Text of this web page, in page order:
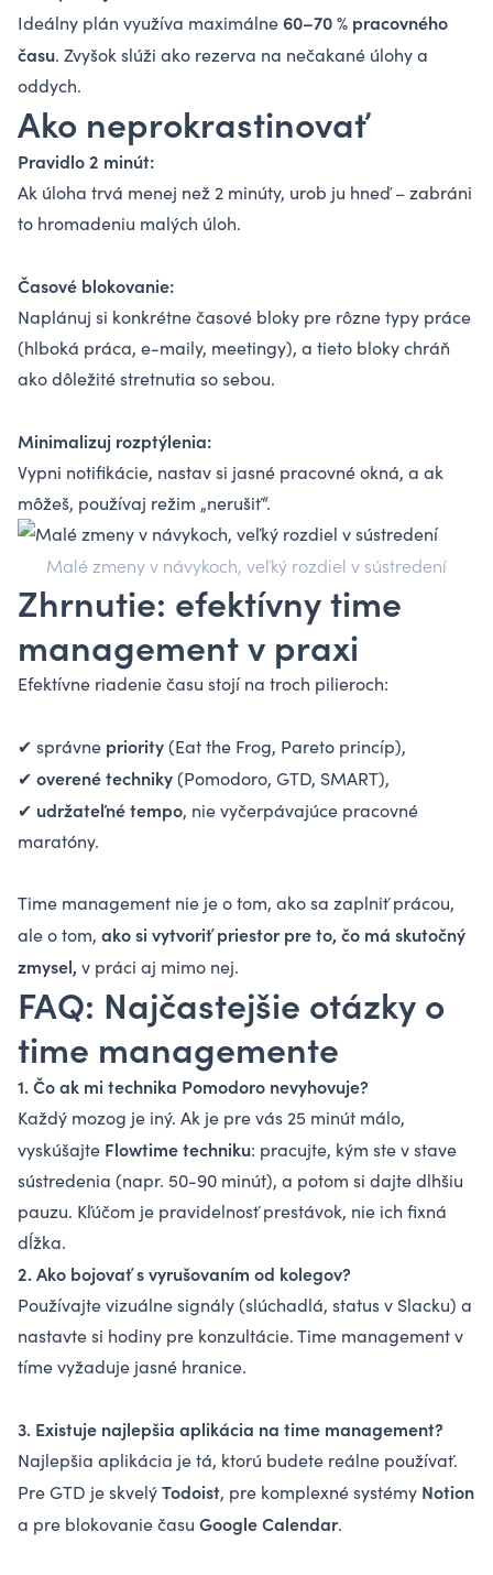
Ideálny plán využíva maximálne60–70 % pracovného
času. Zvyšok slúži ako rezerva na nečakané úlohy a
oddych.
Ako neprokrastinovať
Pravidlo 2 minút:
Ak úloha trvá menej než 2 minúty, urob ju hneď – zabráni
to hromadeniu malých úloh.
Časové blokovanie:
Naplánuj si konkrétne časové bloky pre rôzne typy práce
(hlboká práca, e-maily, meetingy), a tieto bloky chráň
ako dôležité stretnutia so sebou.
Minimalizuj rozptýlenia:
Vypni notifikácie, nastav si jasné pracovné okná, a ak
môžeš, používaj režim „nerušiť“.
Malé zmeny v návykoch, veľký rozdiel v sústredení
Zhrnutie: efektívny time
management v praxi
Efektívne riadenie času stojí na troch pilieroch:
✔ správne priority(Eat the Frog, Pareto princíp),
✔ overené techniky(Pomodoro, GTD, SMART),
✔ udržateľné tempo, nie vyčerpávajúce pracovné
maratóny.
Time management nie je o tom, ako sa zaplniť prácou,
ale o tom, ako si vytvoriť priestor pre to, čo má skutočný
zmysel, v práci aj mimo nej.
FAQ: Najčastejšie otázky o
time managemente
1. Čo ak mi technika Pomodoro nevyhovuje?
Každý mozog je iný. Ak je pre vás 25 minút málo,
vyskúšajte Flowtime techniku: pracujte, kým ste v stave
sústredenia (napr. 50-90 minút), a potom si dajte dlhšiu
pauzu. Kľúčom je pravidelnosť prestávok, nie ich fixná
dĺžka.
2. Ako bojovať s vyrušovaním od kolegov?
Používajte vizuálne signály (slúchadlá, status v Slacku) a
nastavte si hodiny pre konzultácie. Time management v
tíme vyžaduje jasné hranice.
3. Existuje najlepšia aplikácia na time management?
Najlepšia aplikácia je tá, ktorú budete reálne používať.
Pre GTD je skvelýTodoist, pre komplexné systémy Notion
a pre blokovanie času Google Calendar.